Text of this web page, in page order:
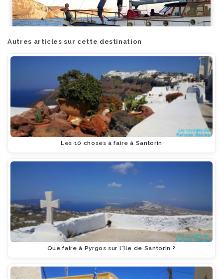
Autres articles sur cette destination
Les 10 choses à faire à Santorin
Que faire à Pyrgos sur l'île de Santorin ?